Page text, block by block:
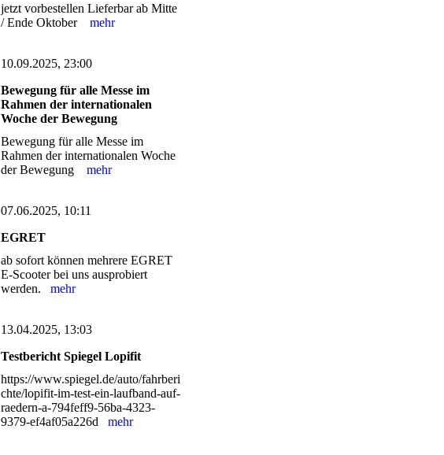
jetzt vorbestellen Lieferbar ab Mitte
/ Ende Oktober mehr
10.09.2025, 23:00
Bewegung für alle Messe im
Rahmen der internationalen
Woche der Bewegung
Bewegung für alle Messe im
Rahmen der internationalen Woche
der Bewegung mehr
07.06.2025, 10:11
EGRET
ab sofort können mehrere EGRET
E-Scooter bei uns ausprobiert
werden. mehr
13.04.2025, 13:03
Testbericht Spiegel Lopifit
https://www.spiegel.de/auto/fahrberi
chte/lopifit-im-test-ein-laufband-auf-
raedern-a-794feff9-56ba-4323-
9379-ef4af05a226d mehr